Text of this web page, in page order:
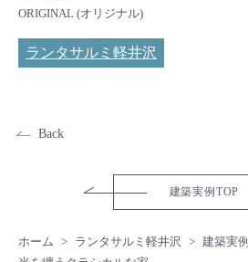
ORIGINAL (オリジナル)
ランタサルミ軽井沢
Back
建築実例TOP
ホーム ランタサルミ軽井沢
建築実例